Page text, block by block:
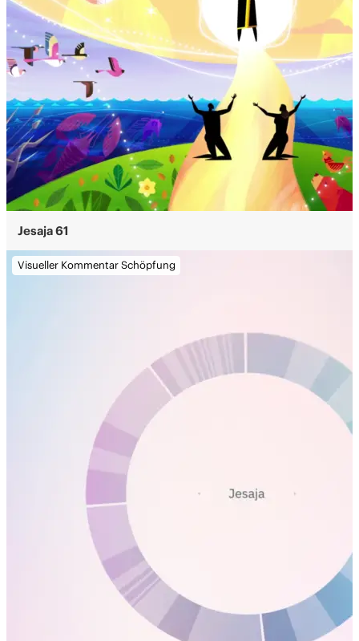
Jesaja 61
Visueller Kommentar Schöpfung